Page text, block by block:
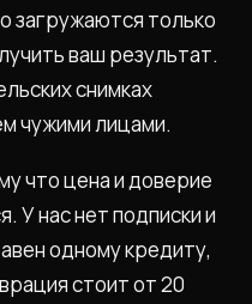
загружаются только
ваш результат.
снимках
чужими лицами.
что цена и доверие
У нас нет подписки и
одному кредиту,
стоит от 20